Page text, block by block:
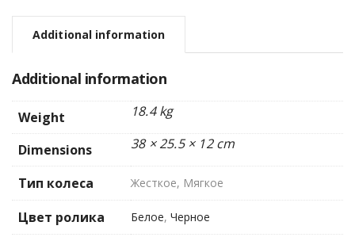
Additional information
Additional information
Weight 18.4 kg
Dimensions 38 × 25.5 × 12 cm
Тип колеса Жесткое, Мягкое
Цвет ролика Белое, Черное